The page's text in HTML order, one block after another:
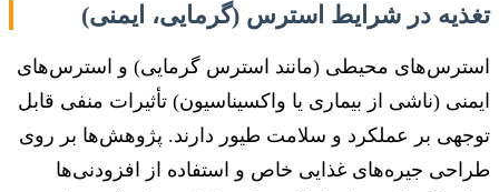
تغذیه در شرایط استرس (گرمایی، ایمنی)
استرس‌های محیطی (مانند استرس گرمایی) و استرس‌های
ایمنی (ناشی از بیماری یا واکسیناسیون) تأثیرات منفی قابل
توجهی بر عملکرد و سلامت طیور دارند. پژوهش‌ها بر روی
طراحی جیره‌های غذایی خاص و استفاده از افزودنی‌ها